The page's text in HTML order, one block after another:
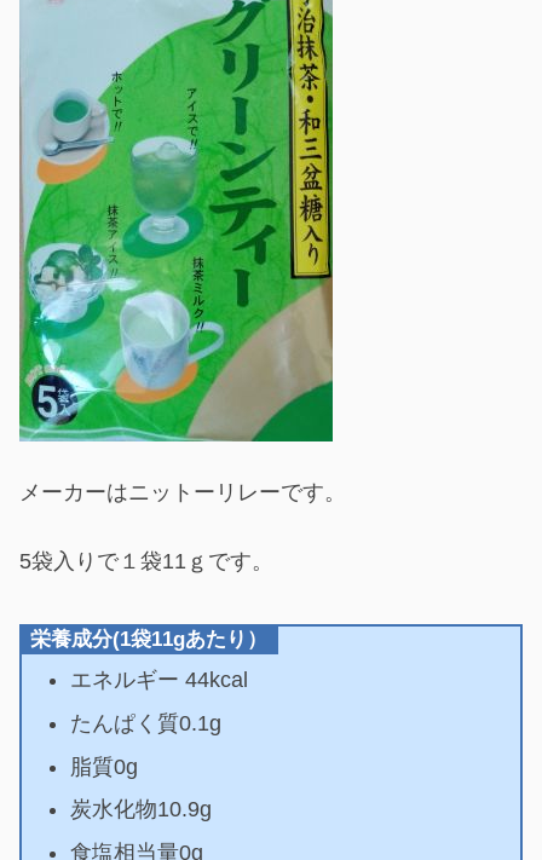
メーカーはニットーリレーです。
5袋入りで１袋11ｇです。
栄養成分(1袋11gあたり）
エネルギー 44kcal
たんぱく質0.1g
脂質0g
炭水化物10.9g
食塩相当量0g